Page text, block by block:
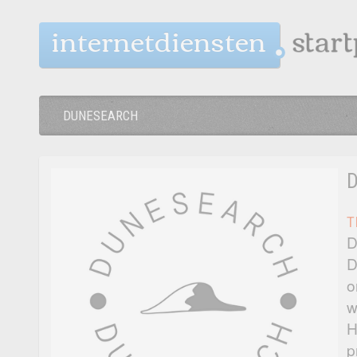
internetdiensten
DUNESEARCH